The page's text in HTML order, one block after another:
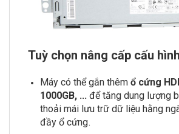
Tuỳ chọn nâng cấp cấu
Máy có thể gắn thêm ổ cứng
1000GB, ... để tăng dung lượng
thoải mái lưu trữ dữ liệu hằng
đầy ổ cứng .